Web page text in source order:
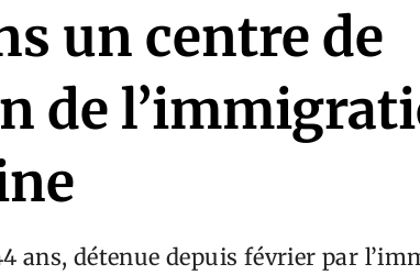
un centre de
de
ans, détenue depuis février par